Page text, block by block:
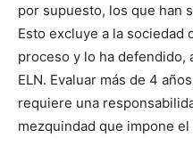
por supuesto, los que han
Esto excluye a la sociedad
proceso y lo ha defendido,
ELN. Evaluar más de 4
requiere una
mezquindad que impone